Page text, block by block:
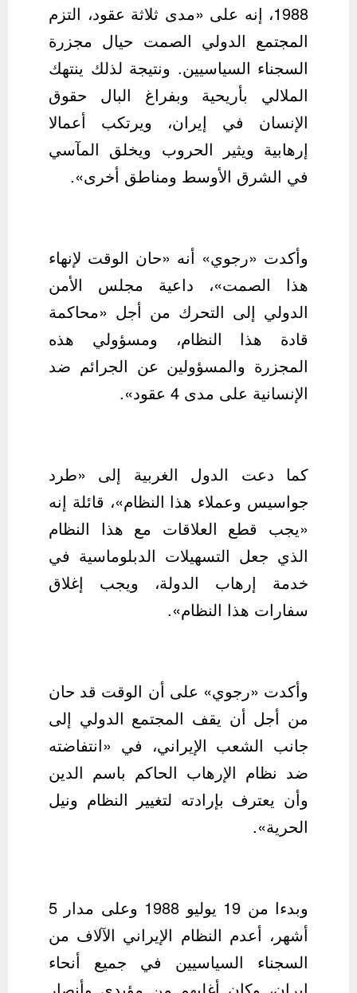
1988، إنه على «مدى ثلاثة عقود، التزم
المجتمع الدولي الصمت حيال مجزرة
السجناء السياسيين. ونتيجة لذلك ينتهك
الملالي بأريحية وبفراغ البال حقوق
الإنسان في إيران، ويرتكب أعمالا
إرهابية ويثير الحروب ويخلق المآسي
في الشرق الأوسط ومناطق أخرى».
وأكدت «رجوي» أنه «حان الوقت لإنهاء
هذا الصمت»، داعية مجلس الأمن
الدولي إلى التحرك من أجل «محاكمة
قادة هذا النظام، ومسؤولي هذه
المجزرة والمسؤولين عن الجرائم ضد
الإنسانية على مدى 4 عقود».
كما دعت الدول الغربية إلى «طرد
جواسيس وعملاء هذا النظام»، قائلة إنه
«يجب قطع العلاقات مع هذا النظام
الذي جعل التسهيلات الدبلوماسية في
خدمة إرهاب الدولة، ويجب إغلاق
سفارات هذا النظام».
وأكدت «رجوي» على أن الوقت قد حان
من أجل أن يقف المجتمع الدولي إلى
جانب الشعب الإيراني، في «انتفاضته
ضد نظام الإرهاب الحاكم باسم الدين
وأن يعترف بإرادته لتغيير النظام ونيل
الحرية».
وبدءا من 19 يوليو 1988 وعلى مدار 5
أشهر، أعدم النظام الإيراني الآلاف من
السجناء السياسيين في جميع أنحاء